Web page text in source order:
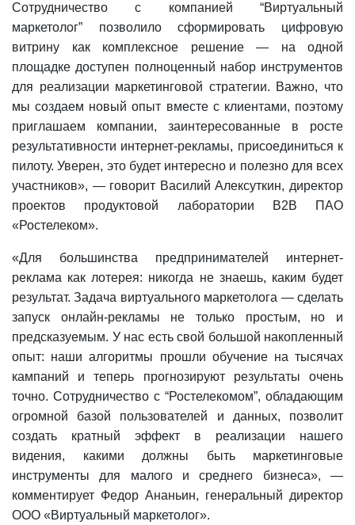
Сотрудничество с компанией “Виртуальный
маркетолог” позволило сформировать цифровую
витрину как комплексное решение — на одной
площадке доступен полноценный набор инструментов
для реализации маркетинговой стратегии. Важно, что
мы создаем новый опыт вместе с клиентами, поэтому
приглашаем компании, заинтересованные в росте
результативности интернет-рекламы, присоединиться к
пилоту. Уверен, это будет интересно и полезно для всех
участников», — говорит Василий Алексуткин, директор
проектов продуктовой лаборатории B2B ПАО
«Ростелеком».
«Для большинства предпринимателей интернет-
реклама как лотерея: никогда не знаешь, каким будет
результат. Задача виртуального маркетолога — сделать
запуск онлайн-рекламы не только простым, но и
предсказуемым. У нас есть свой большой накопленный
опыт: наши алгоритмы прошли обучение на тысячах
кампаний и теперь прогнозируют результаты очень
точно. Сотрудничество с “Ростелекомом”, обладающим
огромной базой пользователей и данных, позволит
создать кратный эффект в реализации нашего
видения, какими должны быть маркетинговые
инструменты для малого и среднего бизнеса», —
комментирует Федор Ананьин, генеральный директор
ООО «Виртуальный маркетолог».